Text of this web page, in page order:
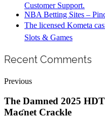
Customer Support.
NBA Betting Sites –
The licensed Kometa
Slots & Games
Recent Comments
Previous
The Damned 2025
Maʛnet Crackle